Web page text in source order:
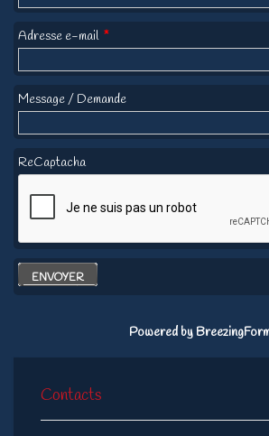
Adresse e-mail *
Message / Demande
ReCaptacha
ENVOYER
Powered by
Contacts